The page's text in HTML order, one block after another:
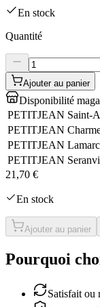
En stock
Quantité
Ajouter au panier
Disponibilité
PETITJEAN Saint-
PETITJEAN
PETITJEAN
PETITJEAN
21,70 €
En stock
Ajouter au panier
Pourquoi
Satisfait ou